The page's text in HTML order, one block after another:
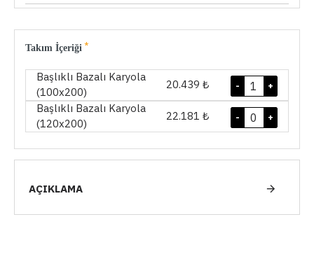
Takım İçeriği
Başlıklı Bazalı Karyola
(100x200)
20.439 ₺ +
-
Başlıklı Bazalı Karyola
(120x200)
22.181 ₺ +
-
AÇIKLAMA